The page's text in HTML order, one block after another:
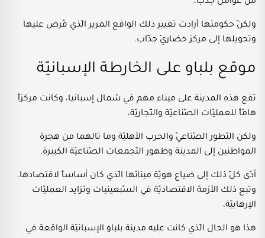
ولكنّ حكومتها أرادت تغيير ذلك الواقع المرير الّذي فُرض عليها
وتحويلها إلى مركز حضاريّ جذّاب.
موقع بلباو على الخارطة الإسبانيّة
تقع هذه المدينة على ميناء مهم في شمال إسبانيا، وكانت مركزاً
هامّاً للعمليّات الصّناعيّة والتّجاريّة،
ولكن التّطور الصّناعيّ والحرب الأهليّة وما تالهما من هجرة
المواطنين إلى المدينة وظهور التّجمعات الصّناعيّة الكبيرة.
أدّى كلّ ذلك إلى ضياع هويّة مينائها الّذي كان أساساً لاقتصادها،
وتبع ذلك الأزمة الاقتصاديّة في السّبعينيات وتزايد العمليّات
الإرهابيّة،
هذا هو الحال الّذي كانت عليه مدينة بلباو الإسبانيّة الواقعة في